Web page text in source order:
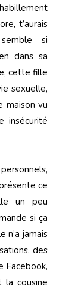
t’aurais
si
dans sa
cette fille
sexuelle,
maison vu
insécurité
ce
un peu
si ça
n’a jamais
des
Facebook,
la cousine